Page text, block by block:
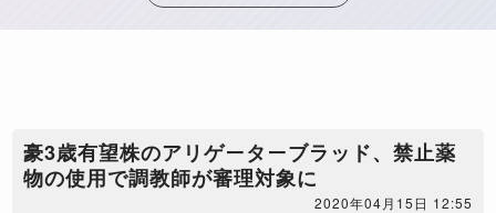
豪3歳有望株のアリゲーターブラッド、禁止薬
物の使用で調教師が審理対象に
2020年04月15日 12:55